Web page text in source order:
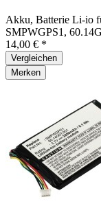
Akku, Batterie Li-io
SMPWGPS1,
14,00 € *
Vergleichen
Merken